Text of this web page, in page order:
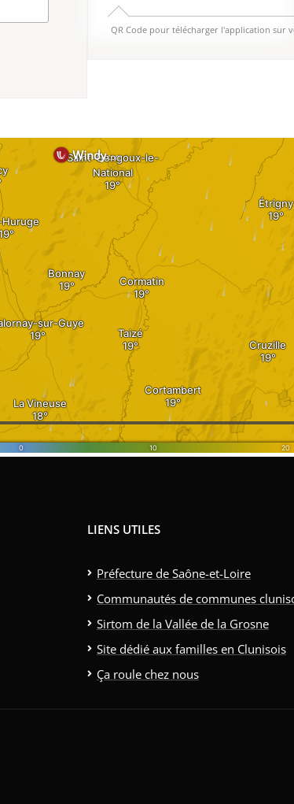
QR Code pour télécharger l'application sur
LIENS UTILES
Préfecture de Saône-et-Loire
Communautés de communes
Sirtom de la Vallée de la Grosne
Site dédié aux familles en Clunisois
Ça roule chez nous